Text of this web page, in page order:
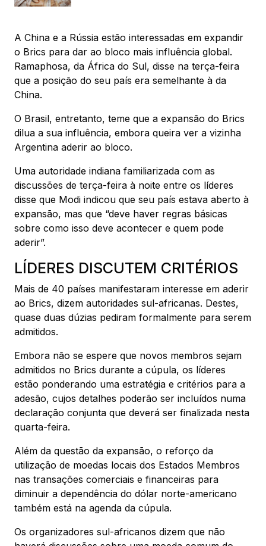
A China e a Rússia estão interessadas em expandir
o Brics para dar ao bloco mais influência global.
Ramaphosa, da África do Sul, disse na terça-feira
que a posição do seu país era semelhante à da
China.
O Brasil, entretanto, teme que a expansão do Brics
dilua a sua influência, embora queira ver a vizinha
Argentina aderir ao bloco.
Uma autoridade indiana familiarizada com as
discussões de terça-feira à noite entre os líderes
disse que Modi indicou que seu país estava aberto à
expansão, mas que “deve haver regras básicas
sobre como isso deve acontecer e quem pode
aderir”.
LÍDERES DISCUTEM CRITÉRIOS
Mais de 40 países manifestaram interesse em aderir
ao Brics, dizem autoridades sul-africanas. Destes,
quase duas dúzias pediram formalmente para serem
admitidos.
Embora não se espere que novos membros sejam
admitidos no Brics durante a cúpula, os líderes
estão ponderando uma estratégia e critérios para a
adesão, cujos detalhes poderão ser incluídos numa
declaração conjunta que deverá ser finalizada nesta
quarta-feira.
Além da questão da expansão, o reforço da
utilização de moedas locais dos Estados Membros
nas transações comerciais e financeiras para
diminuir a dependência do dólar norte-americano
também está na agenda da cúpula.
Os organizadores sul-africanos dizem que não